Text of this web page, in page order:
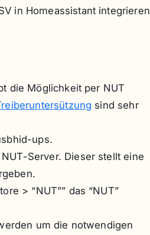
in Homeassistant integrieren
die Möglichkeit per NUT
sind sehr
ups.
Server. Dieser stellt eine
> “NUT”” das “NUT”
um die notwendigen